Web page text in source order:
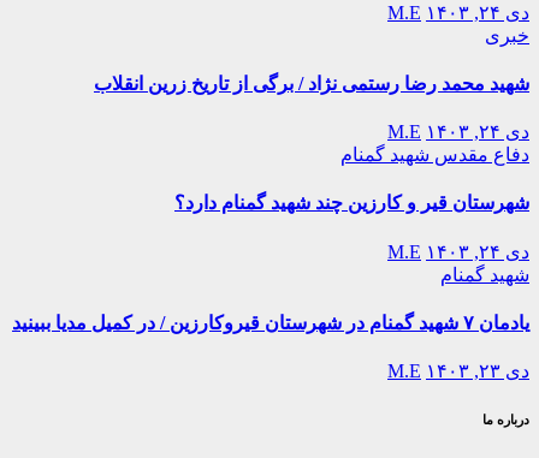
دی ۲۴, ۱۴۰۳
M.E
خبری
شهید محمد رضا رستمی نژاد / برگی از تاریخ زرین انقلاب
دی ۲۴, ۱۴۰۳
M.E
دفاع مقدس شهید گمنام
شهرستان قیر و کارزین چند شهید گمنام دارد؟
دی ۲۴, ۱۴۰۳
M.E
شهید گمنام
یادمان ۷ شهید گمنام در شهرستان قیروکارزین / در کمیل مدیا ببینید
دی ۲۳, ۱۴۰۳ M.E
درباره ما